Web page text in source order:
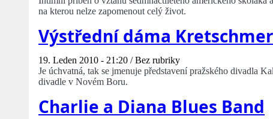
na kterou nelze zapomenout celý život.
Výstřední dáma
19. Leden 2010 - 21:20 /Bez rubriky
Je úchvatná, tak se jmenuje představení pražského divadla
divadle v Novém Boru.
Charlie a Diana Blues Band